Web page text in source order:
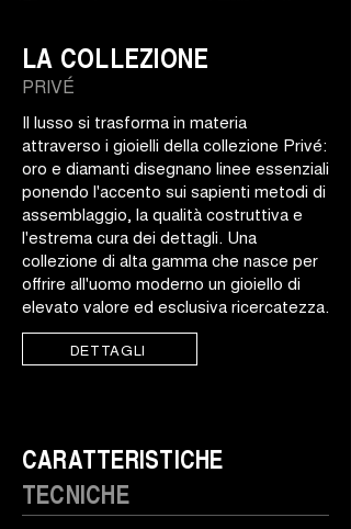
LA COLLEZIONE
PRIVÉ
Il lusso si trasforma in materia
attraverso i gioielli della collezione Privé:
oro e diamanti disegnano linee essenziali
ponendo l'accento sui sapienti metodi di
assemblaggio, la qualità costruttiva e
l'estrema cura dei dettagli. Una
collezione di alta gamma che nasce per
offrire all'uomo moderno un gioiello di
elevato valore ed esclusiva ricercatezza.
DETTAGLI
CARATTERISTICHE
TECNICHE